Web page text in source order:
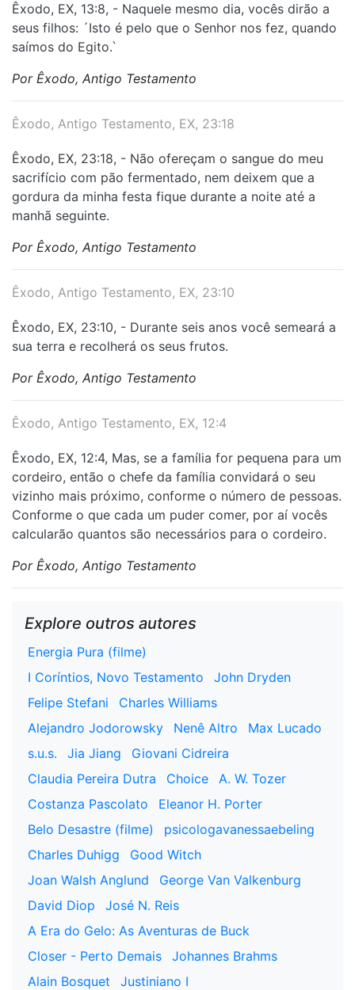
Êxodo, EX, 13:8, - Naquele mesmo dia, vocês dirão a
seus filhos: ´Isto é pelo que o Senhor nos fez, quando
saímos do Egito.`
Por Êxodo, Antigo Testamento
Êxodo, Antigo Testamento, EX, 23:18
Êxodo, EX, 23:18, - Não ofereçam o sangue do meu
sacrifício com pão fermentado, nem deixem que a
gordura da minha festa fique durante a noite até a
manhã seguinte.
Por Êxodo, Antigo Testamento
Êxodo, Antigo Testamento, EX, 23:10
Êxodo, EX, 23:10, - Durante seis anos você semeará a
sua terra e recolherá os seus frutos.
Por Êxodo, Antigo Testamento
Êxodo, Antigo Testamento, EX, 12:4
Êxodo, EX, 12:4, Mas, se a família for pequena para um
cordeiro, então o chefe da família convidará o seu
vizinho mais próximo, conforme o número de pessoas.
Conforme o que cada um puder comer, por aí vocês
calcularão quantos são necessários para o cordeiro.
Por Êxodo, Antigo Testamento
Explore outros autores
Energia Pura (filme)
I Coríntios, Novo Testamento
John Dryden
Felipe Stefani
Charles Williams
Alejandro Jodorowsky
Nenê Altro
Max Lucado
s.u.s.
Jia Jiang
Giovani Cidreira
Claudia Pereira Dutra
Choice
A. W. Tozer
Costanza Pascolato
Eleanor H. Porter
Belo Desastre (filme)
psicologavanessaebeling
Charles Duhigg
Good Witch
Joan Walsh Anglund
George Van Valkenburg
David Diop
José N. Reis
A Era do Gelo: As Aventuras de Buck
Closer - Perto Demais
Johannes Brahms
Alain Bosquet
Justiniano I